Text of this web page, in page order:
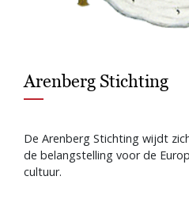
Arenberg Stichting
De Arenberg Stichting wijdt
de belangstelling voor de
cultuur.